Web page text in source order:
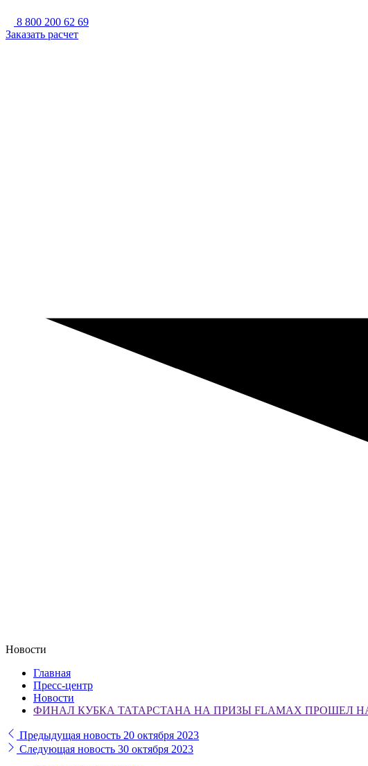
8 800 200 62 69
Заказать расчет
Новости
Главная
Пресс-центр
Новости
ФИНАЛ КУБКА ТАТАРСТАНА НА ПРИЗЫ FLAMAX ПРОШЕЛ
Предыдущая новость 20 октября 2023
Следующая новость 30 октября 2023